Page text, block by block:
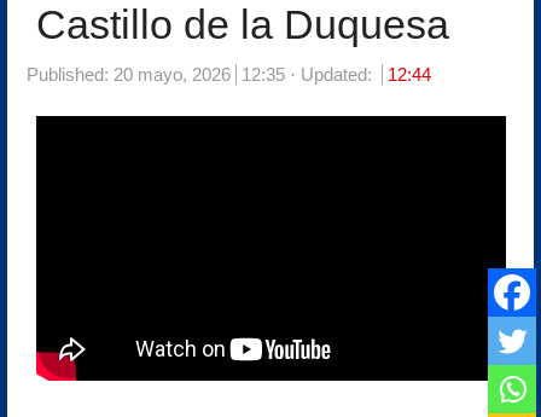
Castillo de la Duquesa
Published: 20 mayo, 2026 12:35 Updated: 12:44